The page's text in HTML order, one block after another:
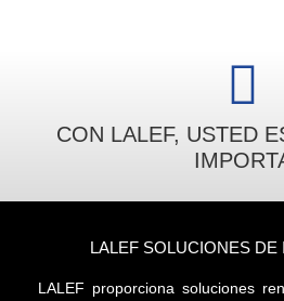
CON LALEF, USTED
LALEF SOLUCIONES DE
LALEF proporciona soluciones